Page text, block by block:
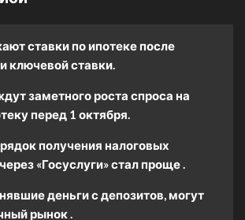
ставки по ипотеке после
ключевой ставки.
заметного роста спроса на
перед 1 октября.
получения налоговых
«Госуслуги» стал проще .
деньги с депозитов, могут
рынок .